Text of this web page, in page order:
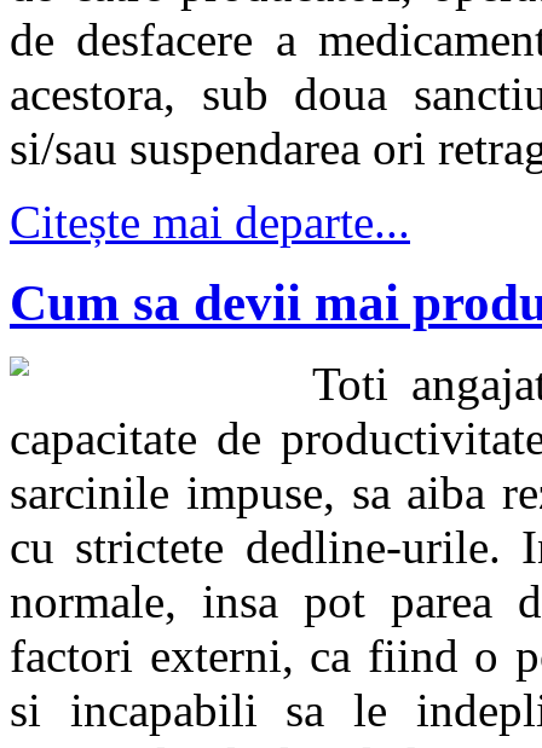
de desfacere a
acestora, sub doua
si/sau suspendarea ori
Citește mai departe...
Cum sa devii mai
Toti
capacitate de
sarcinile impuse, sa aiba
cu strictete dedline-urile.
normale, insa pot parea
factori externi, ca fiind o
si incapabili sa le